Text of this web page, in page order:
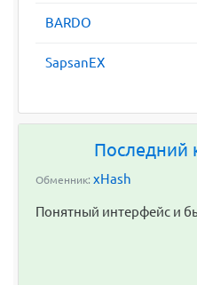
BARDO
SapsanEX
Последний
Обменник: xHash
Понятный интерфейс и